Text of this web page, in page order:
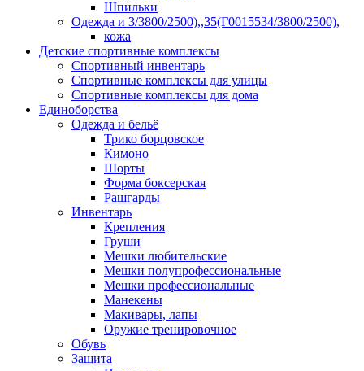
Шпильки
Одежда и 3/3800/2500),,35(Г0015534/3800/2500),
кожа
Детские спортивные комплексы
Спортивный инвентарь
Спортивные комплексы для улицы
Спортивные комплексы для дома
Единоборства
Одежда и бельё
Трико борцовское
Кимоно
Шорты
Форма боксерская
Рашгарды
Инвентарь
Крепления
Груши
Мешки любительские
Мешки полупрофессиональные
Мешки профессиональные
Манекены
Макивары, лапы
Оружие тренировочное
Обувь
Защита